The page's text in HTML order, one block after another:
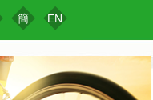
簡 EN